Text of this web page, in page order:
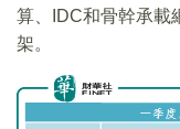
算、IDC和骨幹承載
架。